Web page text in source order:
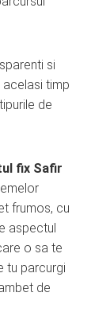
si
timp
de
fix Safir
frumos, cu
aspectul
o sa te
tu parcurgi
de